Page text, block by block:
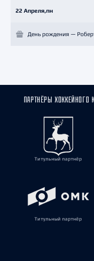
22 Апреля,пн
День рождения —
ПАРТНЁРЫ ХОККЕЙНОГО
Титульный партнёр
Титульный партнёр